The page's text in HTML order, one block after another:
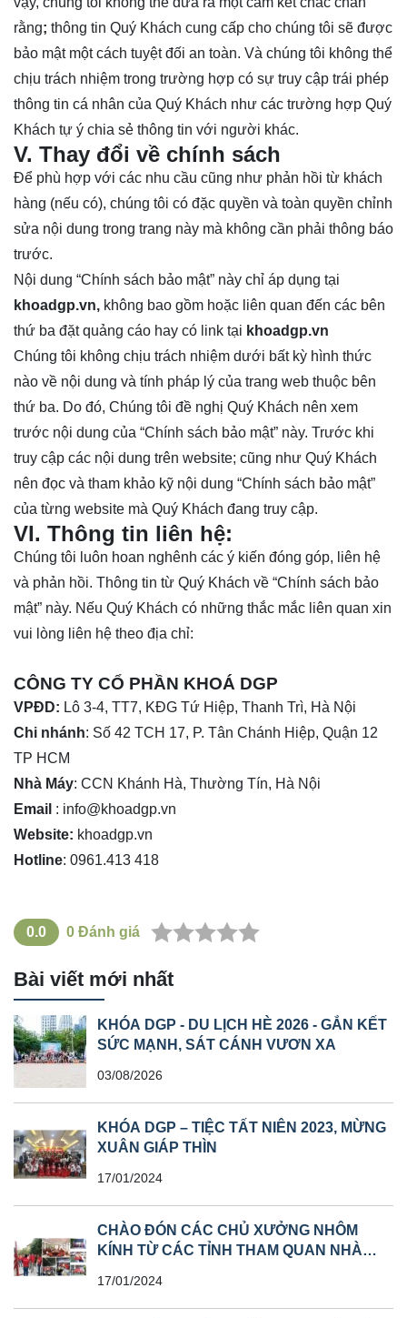
rằng; thông tin Quý Khách cung cấp cho chúng tôi sẽ được
bảo mật một cách tuyệt đối an toàn. Và chúng tôi không thể
chịu trách nhiệm trong trường hợp có sự truy cập trái phép
thông tin cá nhân của Quý Khách như các trường hợp Quý
Khách tự ý chia sẻ thông tin với người khác.
V. Thay đổi về chính sách
Để phù hợp với các nhu cầu cũng như phản hồi từ khách
hàng (nếu có), chúng tôi có đặc quyền và toàn quyền chỉnh
sửa nội dung trong trang này mà không cần phải thông báo
trước.
Nội dung “Chính sách bảo mật” này chỉ áp dụng tại
khoadgp.vn, không bao gồm hoặc liên quan đến các bên
thứ ba đặt quảng cáo hay có link tại khoadgp.vn
Chúng tôi không chịu trách nhiệm dưới bất kỳ hình thức
nào về nội dung và tính pháp lý của trang web thuộc bên
thứ ba. Do đó, Chúng tôi đề nghị Quý Khách nên xem
trước nội dung của “Chính sách bảo mật” này. Trước khi
truy cập các nội dung trên website; cũng như Quý Khách
nên đọc và tham khảo kỹ nội dung “Chính sách bảo mật”
của từng website mà Quý Khách đang truy cập.
VI. Thông tin liên hệ:
Chúng tôi luôn hoan nghênh các ý kiến đóng góp, liên hệ
và phản hồi. Thông tin từ Quý Khách về “Chính sách bảo
mật” này. Nếu Quý Khách có những thắc mắc liên quan xin
vui lòng liên hệ theo địa chỉ:
CÔNG TY CỔ PHẦN KHOÁ DGP
VPĐD: Lô 3-4, TT7, KĐG Tứ Hiệp, Thanh Trì, Hà Nội
Chi nhánh: Số 42 TCH 17, P. Tân Chánh Hiệp, Quận 12
TP HCM
Nhà Máy: CCN Khánh Hà, Thường Tín, Hà Nội
Email : info@khoadgp.vn
Website: khoadgp.vn
Hotline: 0961.413 418
0.0 0 Đánh giá
Bài viết mới nhất
KHÓA DGP - DU LỊCH HÈ 2026 - GẮN KẾT
SỨC MẠNH, SÁT CÁNH VƯƠN XA
03/08/2026
KHÓA DGP – TIỆC TẤT NIÊN 2023, MỪNG
XUÂN GIÁP THÌN
17/01/2024
CHÀO ĐÓN CÁC CHỦ XƯỞNG NHÔM
KÍNH TỪ CÁC TỈNH THAM QUAN NHÀ
17/01/2024